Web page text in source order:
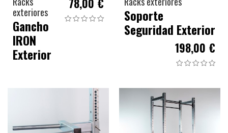
exteriores
Gancho
IRON
Exterior
Soporte
Seguridad Exterior
198,00 €